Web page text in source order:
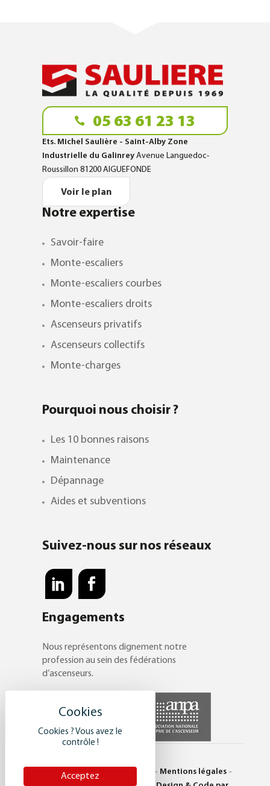
Cookies ? Vous avez le
contrôle !
Acceptez
05 63 61 23 13
Ets. Michel Saulière - Saint-Alby Zone
Industrielle du Galinrey Avenue Languedoc-
Roussillon 81200 AIGUEFONDE
Voir le plan
Notre expertise
Savoir-faire
Monte-escaliers
Monte-escaliers courbes
Monte-escaliers droits
Ascenseurs privatifs
Ascenseurs collectifs
Monte-charges
Pourquoi nous choisir ?
Les 10 bonnes raisons
Maintenance
Dépannage
Aides et subventions
Suivez-nous sur nos réseaux
Engagements
Nous représentons dignement notre
profession au sein des fédérations
d’ascenseurs.
© Saulière 2017 - - Mentions légales-